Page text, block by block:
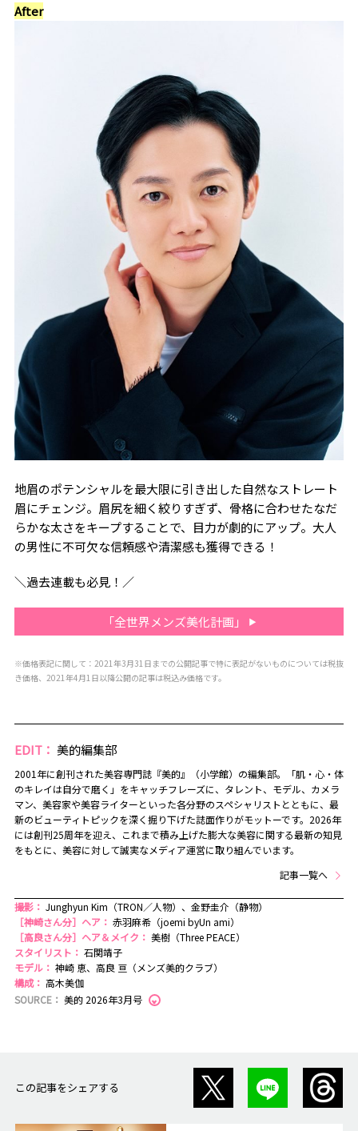
After
地眉のポテンシャルを最大限に引き出した自然なストレート
眉にチェンジ。眉尻を細く絞りすぎず、骨格に合わせたなだ
らかな太さをキープすることで、目力が劇的にアップ。大人
の男性に不可欠な信頼感や清潔感も獲得できる！
＼過去連載も必見！／
「全世界メンズ美化計画」
※価格表記に関して：2021年3月31日までの公開記事で特に表記がないものについては税抜
き価格、2021年4月1日以降公開の記事は税込み価格です。
EDIT： 美的編集部
2001年に創刊された美容専門誌『美的』（小学館）の編集部。「肌・心・体
のキレイは自分で磨く」をキャッチフレーズに、タレント、モデル、カメラ
マン、美容家や美容ライターといった各分野のスペシャリストとともに、最
新のビューティトピックを深く掘り下げた誌面作りがモットーです。2026年
には創刊25周年を迎え、これまで積み上げた膨大な美容に関する最新の知見
をもとに、美容に対して誠実なメディア運営に取り組んでいます。
記事一覧へ
撮影： Junghyun Kim（TRON／人物）、金野圭介（静物）
［神崎さん分］ヘア： 赤羽麻希（joemi byUn ami）
［高良さん分］ヘア＆メイク： 美樹（Three PEACE）
スタイリスト： 石関靖子
モデル： 神崎 恵、高良 亘（メンズ美的クラブ）
構成： 高木美伽
SOURCE： 美的 2026年3月号
この記事をシェアする